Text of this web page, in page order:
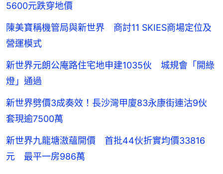
5600元跌穿地價
陳美寶稱機管局與新世界 商討11 SKIES商場定位及
營運模式
新世界元朗公庵路住宅地申建1035伙 城規會「開綠
燈」通過
新世界劈價3成奏效！長沙灣甲廈83永康街連沽9伙
套現逾7500萬
新世界九龍塘滶蘊開價 首批44伙折實均價33816
元 最平一房986萬